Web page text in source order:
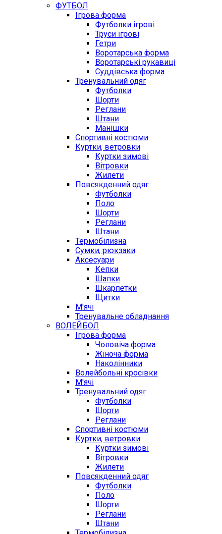
ФУТБОЛ
Ігрова форма
Футболки ігрові
Труси ігрові
Гетри
Воротарська форма
Воротарські рукавиці
Суддівська форма
Тренувальний одяг
Футболки
Шорти
Реглани
Штани
Манішки
Спортивні костюми
Куртки, ветровки
Куртки зимові
Вітровки
Жилети
Повсякденний одяг
Футболки
Поло
Шорти
Реглани
Штани
Термобілизна
Сумки, рюкзаки
Аксесуари
Кепки
Шапки
Шкарпетки
Щитки
М'ячі
Тренувальне обладнання
ВОЛЕЙБОЛ
Ігрова форма
Чоловіча форма
Жіноча форма
Наколінники
Волейбольні кросівки
М'ячі
Тренувальний одяг
Футболки
Шорти
Реглани
Спортивні костюми
Куртки, ветровки
Куртки зимові
Вітровки
Жилети
Повсякденний одяг
Футболки
Поло
Шорти
Реглани
Штани